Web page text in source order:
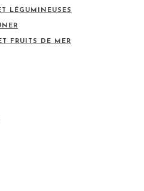
LÉGUMINEUSES
FRUITS DE MER